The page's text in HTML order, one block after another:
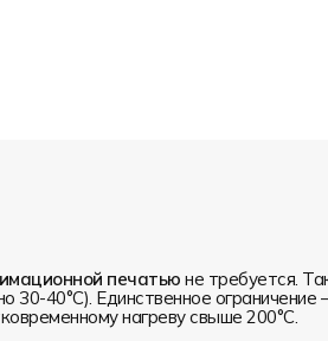
печатью не требуется.
40°С). Единственное
нагреву свыше 200°С.